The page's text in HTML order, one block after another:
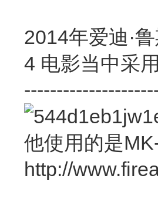
2014年爱迪·
4 电影当中采
他使用的是
http://